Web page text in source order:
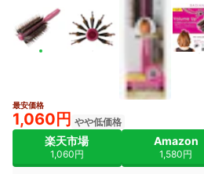
最安価格
1,060円 やや低価格
楽天市場
1,060円
Amazon
1,580円